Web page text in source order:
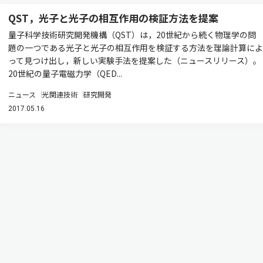
QST，光子と光子の相互作用の検証方法を提案
量子科学技術研究開発機構（QST）は，20世紀から続く物理学の問
題の一つである光子と光子の相互作用を検証する方法を理論計算によ
って見つけ出し，新しい実験手法を提案した（ニュースリリース）。
20世紀の量子電磁力学（QED...
ニュース 光関連技術 研究開発
2017.05.16